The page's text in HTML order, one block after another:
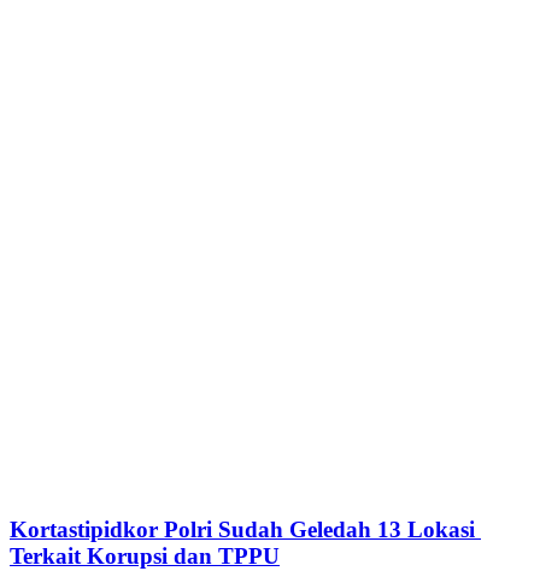
Kortastipidkor Polri Sudah Geledah 13 Lokasi
Terkait Korupsi dan TPPU